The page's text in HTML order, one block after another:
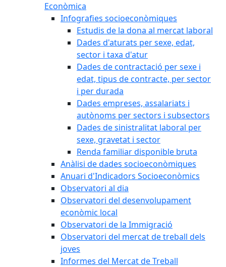
Econòmica
Infografies socioeconòmiques
Estudis de la dona al mercat laboral
Dades d'aturats per sexe, edat,
sector i taxa d'atur
Dades de contractació per sexe i
edat, tipus de contracte, per sector
i per durada
Dades empreses, assalariats i
autònoms per sectors i subsectors
Dades de sinistralitat laboral per
sexe, gravetat i sector
Renda familiar disponible bruta
Anàlisi de dades socioeconòmiques
Anuari d'Indicadors Socioeconòmics
Observatori al dia
Observatori del desenvolupament
econòmic local
Observatori de la Immigració
Observatori del mercat de treball dels
joves
Informes del Mercat de Treball